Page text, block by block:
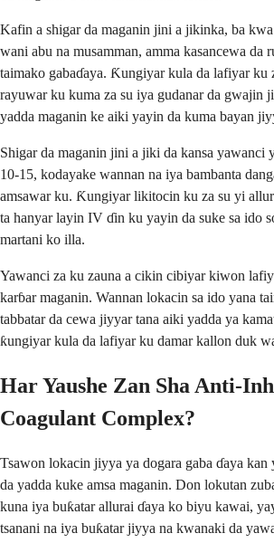
Kafin a shigar da maganin jini a jikinka, ba
wani abu na musamman, amma kasancewa da
taimako gabaɗaya. Ƙungiyar kula da lafiyar ku
rayuwar ku kuma za su iya gudanar da gwajin
yadda maganin ke aiki yayin da kuma bayan
Shigar da maganin jini a jiki da kansa yawanci
10-15, kodayake wannan na iya bambanta
amsawar ku. Ƙungiyar likitocin ku za su yi
ta hanyar layin IV ɗin ku yayin da suke sa ido
martani ko illa.
Yawanci za ku zauna a cikin cibiyar kiwon
karɓar maganin. Wannan lokacin sa ido yana
tabbatar da cewa jiyyar tana aiki yadda ya
ƙungiyar kula da lafiyar ku damar kallon duk
Har Yaushe Zan Sha Anti-
Coagulant Complex?
Tsawon lokacin jiyya ya dogara gaba ɗaya
da yadda kuke amsa maganin. Don lokutan
kuna iya buƙatar allurai ɗaya ko biyu kawai,
tsanani na iya buƙatar jiyya na kwanaki da